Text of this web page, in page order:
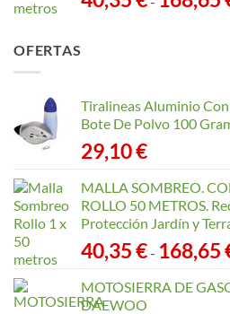
OFERTAS
Tiralineas Aluminio
Bote De Polvo 100
29,10€
MALLA SOMBREO.
ROLLO 50 METROS.
Protección Jardín y
40,35€- 168,65
MOTOSIERRA DE
DAEWOO